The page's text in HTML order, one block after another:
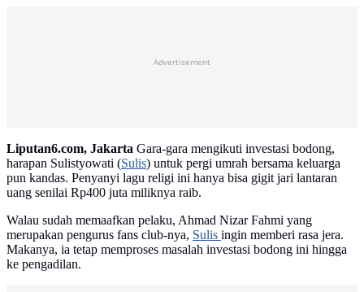
Advertisement
Liputan6.com, Jakarta ‎Gara-gara mengikuti investasi bodong,
harapan Sulistyowati (Sulis) untuk pergi umrah bersama keluarga
pun kandas. Penyanyi lagu religi ini hanya bisa gigit jari lantaran
uang senilai Rp400 juta miliknya raib.
Walau sudah memaafkan pelaku, Ahmad Nizar Fahmi yang
merupakan pengurus fans club-nya, Sulis ingin memberi rasa jera.
Makanya, ia tetap memproses masalah investasi bodong ini hingga
ke pengadilan.